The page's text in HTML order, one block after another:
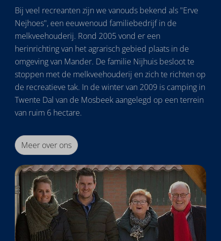
Bij veel recreanten zijn we vanouds bekend als "Erve
Nejhoes", een eeuwenoud familiebedrijf in de
melkveehouderij. Rond 2005 vond er een
herinrichting van het agrarisch gebied plaats in de
omgeving van Mander. De familie Nijhuis besloot te
stoppen met de melkveehouderij en zich te richten op
de recreatieve tak. In de winter van 2009 is camping in
Twente Dal van de Mosbeek aangelegd op een terrein
van ruim 6 hectare.
Meer over ons